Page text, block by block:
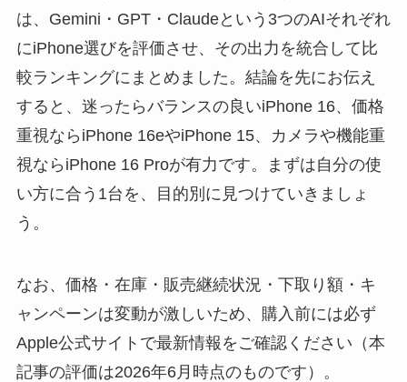
は、Gemini・GPT・Claudeという3つのAIそれぞれ
にiPhone選びを評価させ、その出力を統合して比
較ランキングにまとめました。結論を先にお伝え
すると、迷ったらバランスの良いiPhone 16、価格
重視ならiPhone 16eやiPhone 15、カメラや機能重
視ならiPhone 16 Proが有力です。まずは自分の使
い方に合う1台を、目的別に見つけていきましょ
う。
なお、価格・在庫・販売継続状況・下取り額・キ
ャンペーンは変動が激しいため、購入前には必ず
Apple公式サイトで最新情報をご確認ください（本
記事の評価は2026年6月時点のものです）。